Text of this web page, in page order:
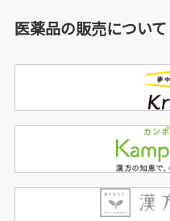
医薬品の販売について